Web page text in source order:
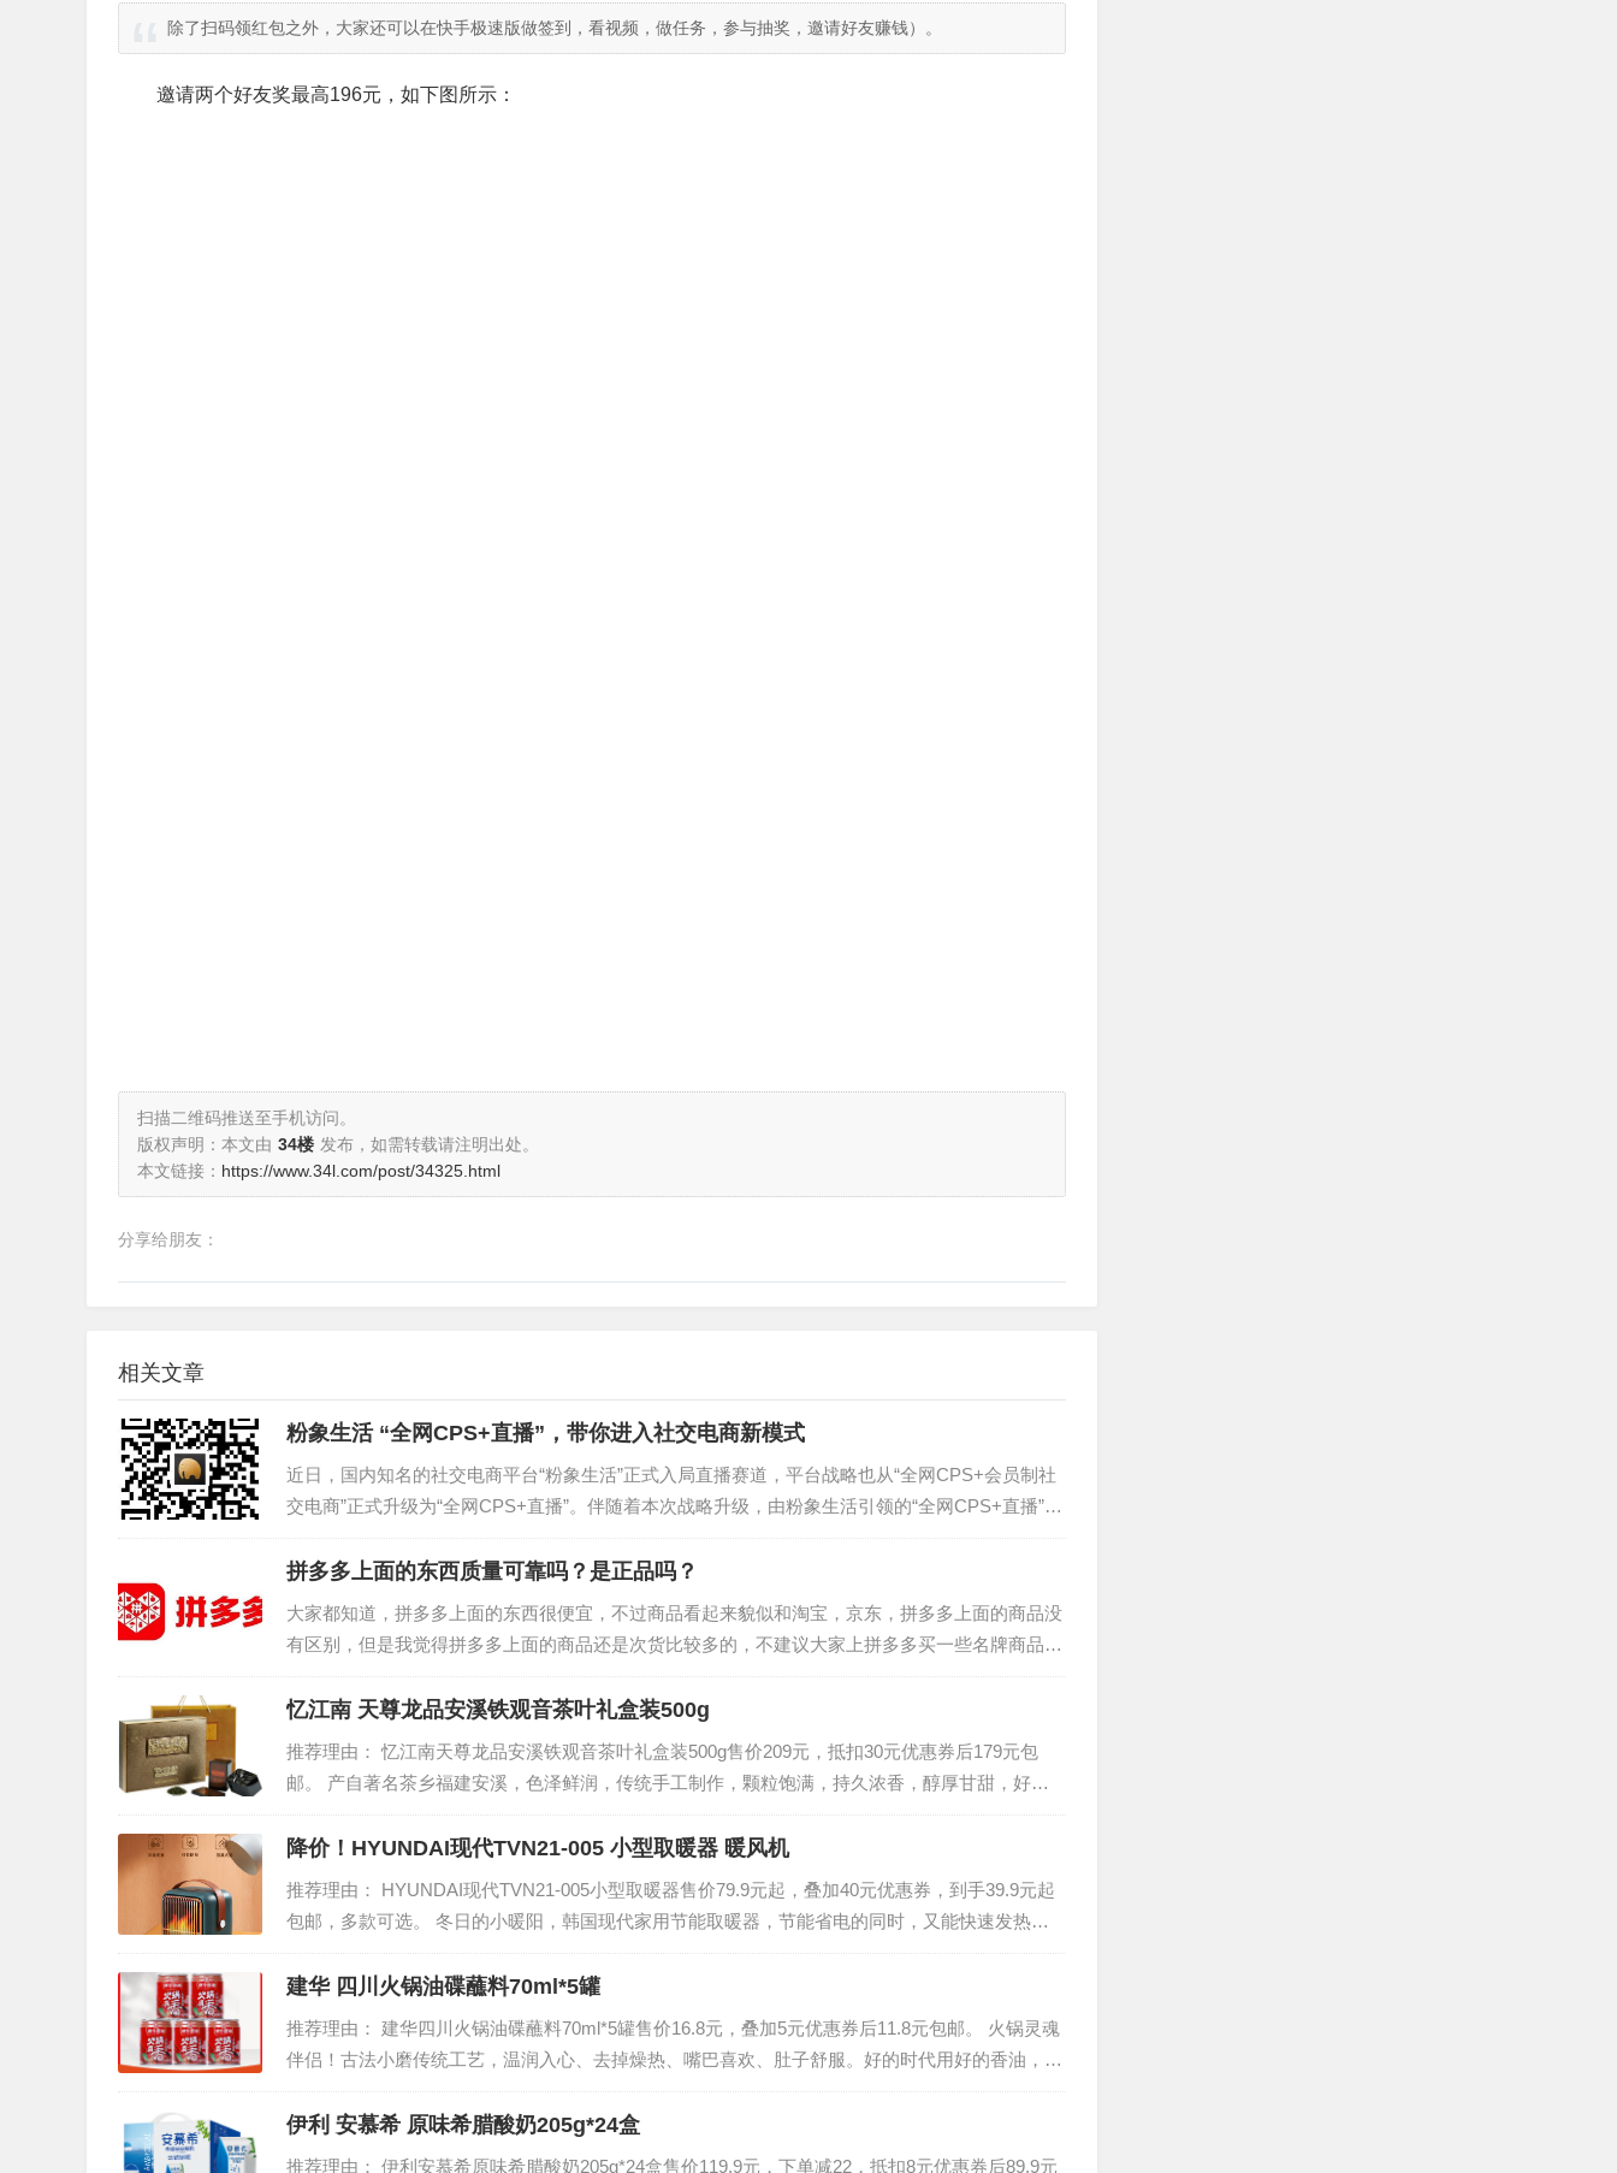
除了扫码领红包之外，大家还可以在快手极速版做签到，看视频，做任务，参与抽奖，邀请好友赚钱）。
邀请两个好友奖最高196元，如下图所示：
扫描二维码推送至手机访问。
版权声明：本文由 34楼 发布，如需转载请注明出处。
本文链接： https://www.34l.com/post/34325.html
分享给朋友：
相关文章
粉象生活 “全网CPS+直播”，带你进入社交电商新模式
近日，国内知名的社交电商平台“粉象生活”正式入局直播赛道，平台战略也从“全网CPS+会员制社
交电商”正式升级为“全网CPS+直播”。伴随着本次战略升级，由粉象生活引领的“全网CPS+直播”新
模式也将整个社交电商行业带入了 4. 0时代。…
拼多多上面的东西质量可靠吗？是正品吗？
大家都知道，拼多多上面的东西很便宜，不过商品看起来貌似和淘宝，京东，拼多多上面的商品没
有区别，但是我觉得拼多多上面的商品还是次货比较多的，不建议大家上拼多多买一些名牌商品。
如果你比较注重商品质量，那就上淘宝，京东买好很多。…
忆江南 天尊龙品安溪铁观音茶叶礼盒装500g
推荐理由： 忆江南天尊龙品安溪铁观音茶叶礼盒装500g售价209元，抵扣30元优惠券后179元包
邮。 产自著名茶乡福建安溪，色泽鲜润，传统手工制作，颗粒饱满，持久浓香，醇厚甘甜，好茶
配好装，精致铁罐，天尊礼盒包装，超级奢华，是您不可多得的…
降价！HYUNDAI现代TVN21-005 小型取暖器 暖风机
推荐理由： HYUNDAI现代TVN21-005小型取暖器售价79.9元起，叠加40元优惠券，到手39.9元起
包邮，多款可选。 冬日的小暖阳，韩国现代家用节能取暖器，节能省电的同时，又能快速发热，
暖喝不燥热，舒服的风，加上便携提手，办公室…
建华 四川火锅油碟蘸料70ml*5罐
推荐理由： 建华四川火锅油碟蘸料70ml*5罐售价16.8元，叠加5元优惠券后11.8元包邮。 火锅灵魂
伴侣！古法小磨传统工艺，温润入心、去掉燥热、嘴巴喜欢、肚子舒服。好的时代用好的香油，让
吃火锅变得随心所欲。小小红瓶，满满温馨！…
伊利 安慕希 原味希腊酸奶205g*24盒
推荐理由： 伊利安慕希原味希腊酸奶205g*24盒售价119.9元，下单减22，抵扣8元优惠券后89.9元